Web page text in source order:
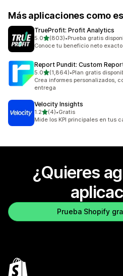
Más aplicaciones como
TrueProfit: Profit Analytics
5.0de 5 estrellas
(803)
803 reseñas en total
•Prueba gratis
Conoce tu beneficio neto
Report Pundit: Custom
5.0de 5 estrellas
(1,864)
1864 reseñas en total
•Plan gratis
Crea informes personalizados,
entrega
Velocity Insights
1.2de 5 estrellas
(4)
4 reseñas en total
•Gratis
Mide los KPI principales en tus
¿Quieres
Prueba Shopify